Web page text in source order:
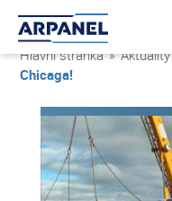
Hlavní stránka » Aktuality
Chicaga!